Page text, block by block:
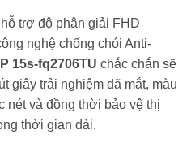
trợ độ phân giải FHD
nghệ chống chói Anti-
15s-fq2706TU chắc chắn sẽ
giây trải nghiệm đã mắt, màu
nét và đồng thời bảo vệ thị
thời gian dài.